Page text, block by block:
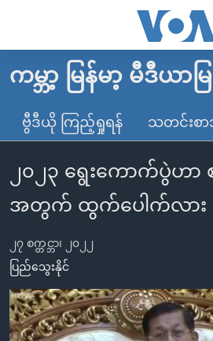
လွယ်ကူ
သည့်
များ
ပင်မ
သို့
ကျော်
ကြည့်
ရန်
ပင်မ
မူလစာမျက်နှာ
မြန်မာ
ကမ္ဘာ့သတင်းများ
နိုင်ငံတကာ
အမေရိကန်
အစ္စရေး-ပါလက်စတိုင်း
ဗွီဒီယို
သတင်းလွတ်လပ်ခွင့်
အင်္ဂလိပ်စာလေ့လာမယ်
မကြေးမုံရဲ့ အင်္ဂလိပ်စာ
ရေဒီယို
ရေဒီယိုနှင့်ရုပ်သံ အချက်အလက်များ
ရေဒီယို/တီဗွီအစီအစဉ်
ကမ္ဘာ့ မြန်မာ့ မီဒီယာမ
ဗွီဒီယို ကြည့်ရှုရန် သတင်းစာ
၂၀၂၃ ရွေးကောက်ပွဲဟာ
အတွက် ထွက်ပေါက်လား
၂၇ စက္တင္ဘာ၊ ၂၀၂၂
ပြည်သွေးနိုင်